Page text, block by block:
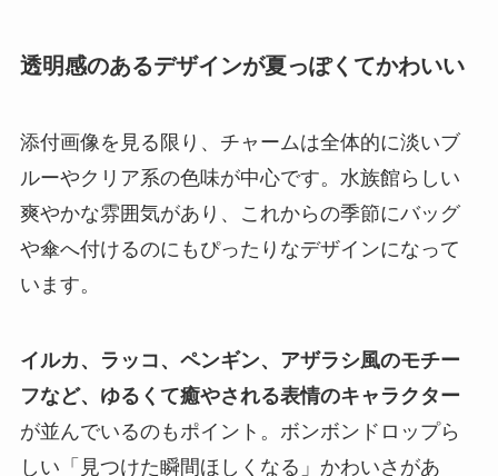
透明感のあるデザインが夏っぽくてかわいい
添付画像を見る限り、チャームは全体的に淡いブ
ルーやクリア系の色味が中心です。水族館らしい
爽やかな雰囲気があり、これからの季節にバッグ
や傘へ付けるのにもぴったりなデザインになって
います。
イルカ、ラッコ、ペンギン、アザラシ風のモチー
フなど、ゆるくて癒やされる表情のキャラクター
が並んでいるのもポイント。ボンボンドロップら
しい「見つけた瞬間ほしくなる」かわいさがあ